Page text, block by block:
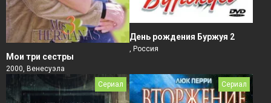
Мои три сестры
2000, Венесуэла
День рождения Буржуя 2
, Россия
Сериал Сериал